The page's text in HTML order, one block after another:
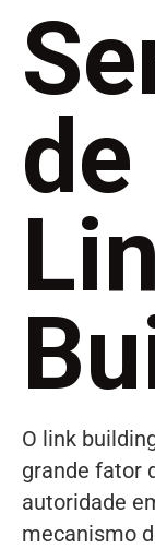
de
O link
grande fator
autoridade
mecanismo